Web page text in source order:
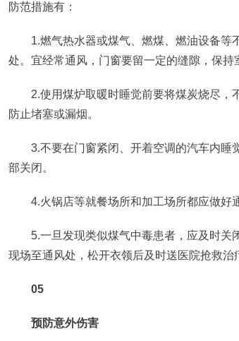
防范措施有：
1.燃气热水器或煤气、燃煤、燃油设备等
处。宜经常通风，门窗要留一定的缝隙，保持
2.使用煤炉取暖时睡觉前要将煤炭烧尽，
防止堵塞或漏烟。
3.不要在门窗紧闭、开着空调的汽车内睡
部关闭。
4.火锅店等就餐场所和加工场所都应做好通
5.一旦发现类似煤气中毒患者，应及时关
现场至通风处，松开衣领后及时送医院抢救治
05
预防意外伤害